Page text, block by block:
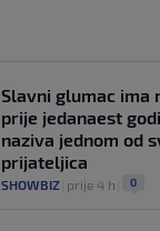
Slavni glumac ima
prije jedanaest
naziva jednom od
prijateljica
SHOWBIZ prije 4 h 0